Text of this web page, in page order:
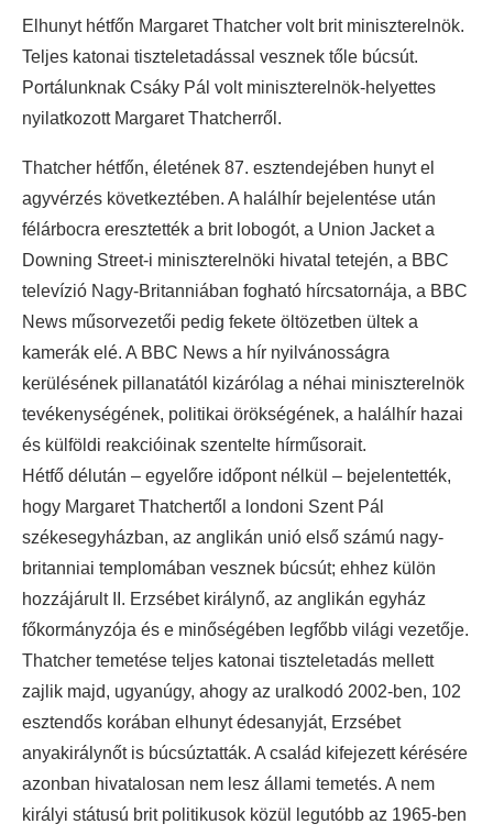
Elhunyt hétfőn Margaret Thatcher volt brit miniszterelnök.
Teljes katonai tiszteletadással vesznek tőle búcsút.
Portálunknak Csáky Pál volt miniszterelnök-helyettes
nyilatkozott Margaret Thatcherről.
Thatcher hétfőn, életének 87. esztendejében hunyt el
agyvérzés következtében. A halálhír bejelentése után
félárbocra eresztették a brit lobogót, a Union Jacket a
Downing Street-i miniszterelnöki hivatal tetején, a BBC
televízió Nagy-Britanniában fogható hírcsatornája, a BBC
News műsorvezetői pedig fekete öltözetben ültek a
kamerák elé. A BBC News a hír nyilvánosságra
kerülésének pillanatától kizárólag a néhai miniszterelnök
tevékenységének, politikai örökségének, a halálhír hazai
és külföldi reakcióinak szentelte hírműsorait.
Hétfő délután – egyelőre időpont nélkül – bejelentették,
hogy Margaret Thatchertől a londoni Szent Pál
székesegyházban, az anglikán unió első számú nagy-
britanniai templomában vesznek búcsút; ehhez külön
hozzájárult II. Erzsébet királynő, az anglikán egyház
főkormányzója és e minőségében legfőbb világi vezetője.
Thatcher temetése teljes katonai tiszteletadás mellett
zajlik majd, ugyanúgy, ahogy az uralkodó 2002-ben, 102
esztendős korában elhunyt édesanyját, Erzsébet
anyakirálynőt is búcsúztatták. A család kifejezett kérésére
azonban hivatalosan nem lesz állami temetés. A nem
királyi státusú brit politikusok közül legutóbb az 1965-ben